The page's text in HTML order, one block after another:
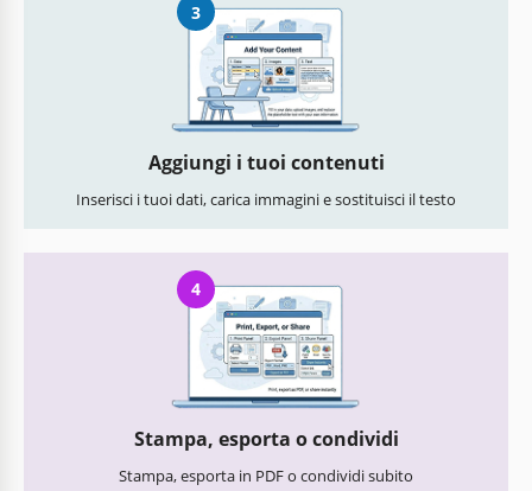
3
Aggiungi i tuoi contenuti
Inserisci i tuoi dati, carica immagini e sostituisci il testo
4
Stampa, esporta o condividi
Stampa, esporta in PDF o condividi subito